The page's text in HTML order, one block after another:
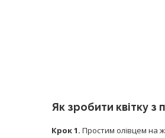
Як зробити квітку з
Крок 1. Простим олівцем на